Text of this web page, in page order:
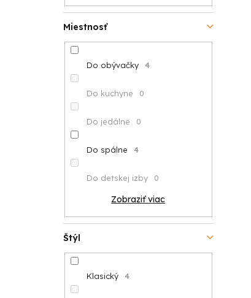
Miestnosť
Do obývačky 4
Do kuchyne 0
Do jedálne 0
Do spálne 4
Do detskej izby 0
Zobraziť viac
Štýl
Klasický 4